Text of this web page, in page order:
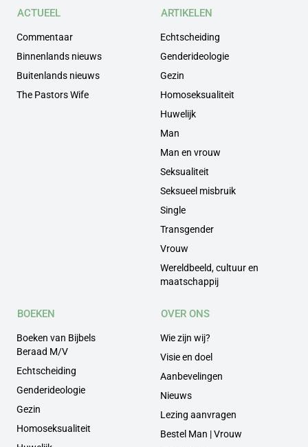
ACTUEEL
Commentaar
Binnenlands nieuws
Buitenlands nieuws
The Pastors Wife
ARTIKELEN
Echtscheiding
Genderideologie
Gezin
Homoseksualiteit
Huwelijk
Man
Man en vrouw
Seksualiteit
Seksueel misbruik
Single
Transgender
Vrouw
Wereldbeeld, cultuur en
maatschappij
BOEKEN
Boeken van Bijbels
Beraad M/V
Echtscheiding
Genderideologie
Gezin
Homoseksualiteit
OVER ONS
Wie zijn wij?
Visie en doel
Aanbevelingen
Nieuws
Lezing aanvragen
Bestel Man | Vrouw